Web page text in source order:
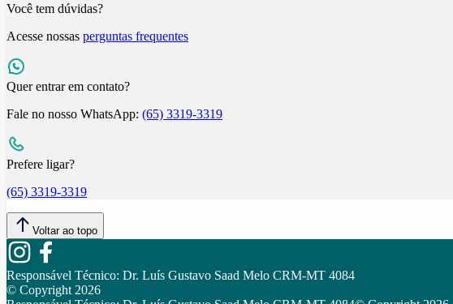
Você tem dúvidas?
Acesse nossas perguntas frequentes
Quer entrar em contato?
Fale no nosso WhatsApp: (65) 3319-3319
Prefere ligar?
(65) 3319-3319
Voltar ao topo
Responsável Técnico: Dr. Luís Gustavo Saad Melo CRM-MT 4084
© Copyright 2026